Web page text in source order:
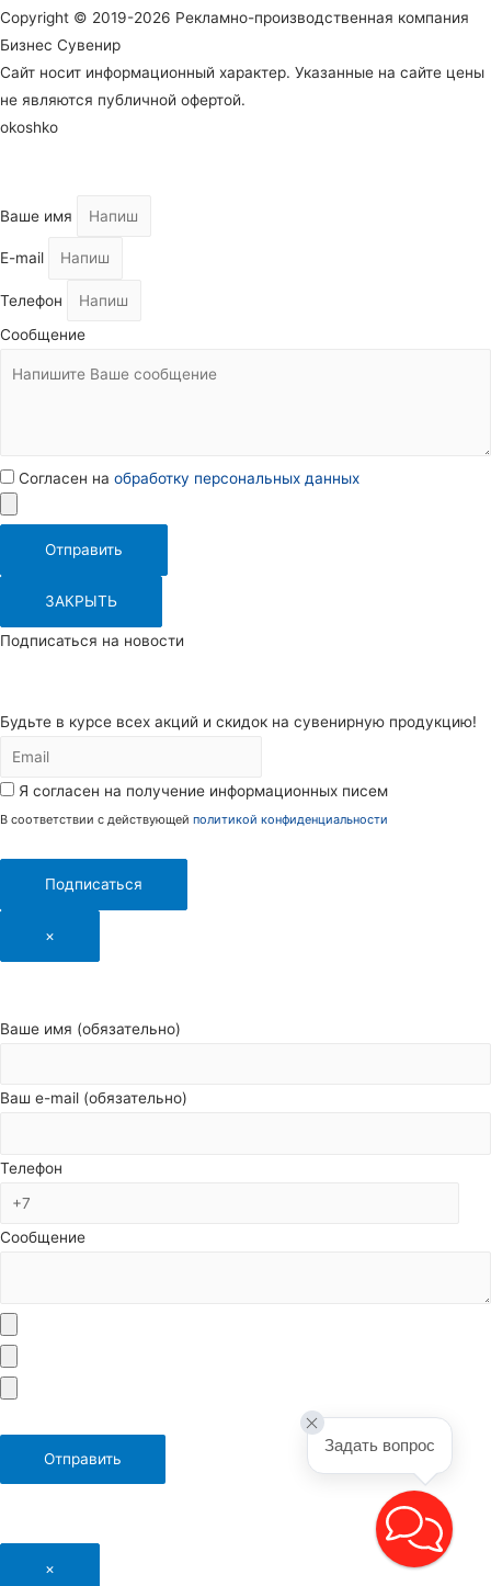
Copyright © 2019-2026 Рекламно-производственная компания
Бизнес Сувенир
Сайт носит информационный характер. Указанные на сайте цены
не являются публичной офертой.
okoshko
Ваше имя
E-mail
Телефон
Сообщение
Согласен на обработку персональных данных
Отправить
ЗАКРЫТЬ
Подписаться на новости
Будьте в курсе всех акций и скидок на сувенирную продукцию!
Я согласен на получение информационных писем
В соответствии с действующей политикой конфиденциальности
Подписаться
×
Ваше имя (обязательно)
Ваш e-mail (обязательно)
Телефон
Сообщение
×
Задать вопрос